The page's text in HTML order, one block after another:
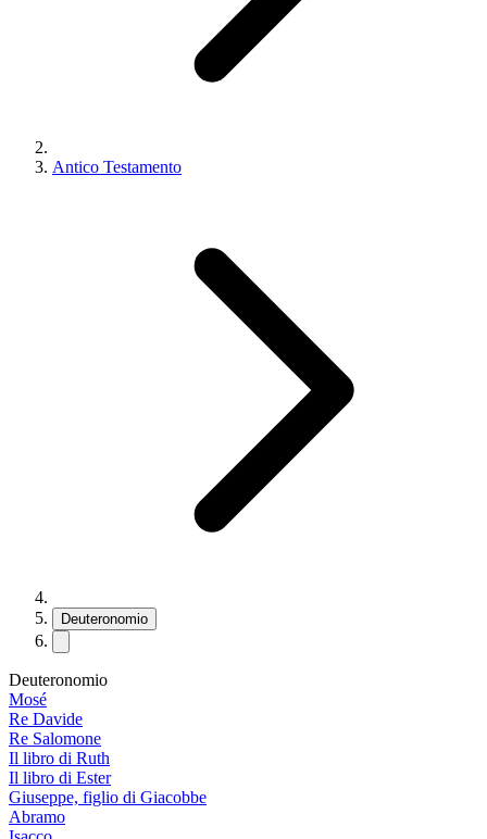
Antico Testamento
Deuteronomio
Deuteronomio
Mosé
Re Davide
Re Salomone
Il libro di Ruth
Il libro di Ester
Giuseppe, figlio di Giacobbe
Abramo